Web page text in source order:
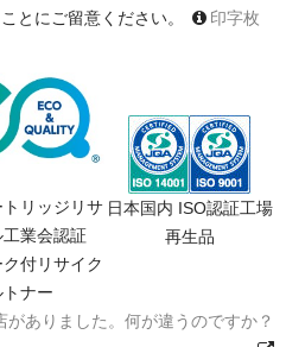
とにご留意ください。
印字枚
トリッジリサ
工業会認証
付リサイク
トナー
日本国内 ISO認証工場
再生品
ありました。何が違うのですか？